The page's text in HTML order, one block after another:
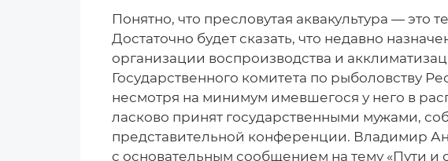
Понятно, что пресловутая аквакультура — это
Достаточно будет сказать, что недавно
организации воспроизводства и
Государственного комитета по рыболовству
несмотря на минимум имевшегося у него в
ласково принят государственными мужами,
представительной конференции. Владимир
с основательным сообщением на тему «Пути и